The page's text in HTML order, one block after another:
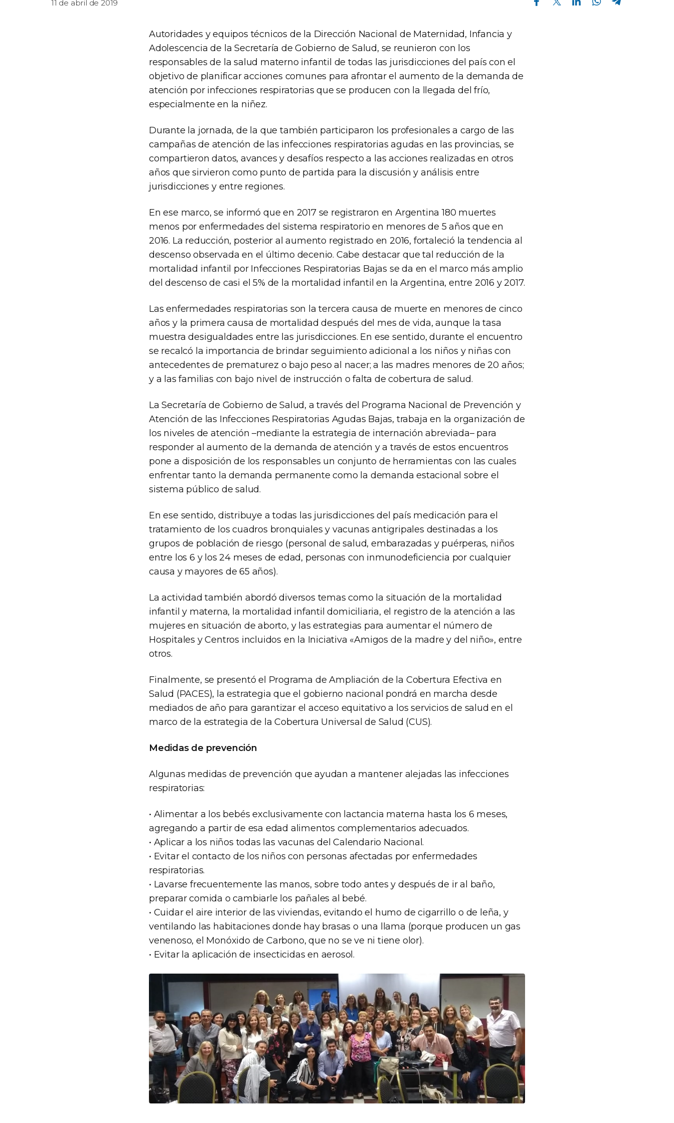
11 de abril de 2019
Autoridades y equipos técnicos de la Dirección Nacional de Maternidad, Infancia y
Adolescencia de la Secretaría de Gobierno de Salud, se reunieron con los
responsables de la salud materno infantil de todas las jurisdicciones del país con el
objetivo de planificar acciones comunes para afrontar el aumento de la demanda de
atención por infecciones respiratorias que se producen con la llegada del frío,
especialmente en la niñez.
Durante la jornada, de la que también participaron los profesionales a cargo de las
campañas de atención de las infecciones respiratorias agudas en las provincias, se
compartieron datos, avances y desafíos respecto a las acciones realizadas en otros
años que sirvieron como punto de partida para la discusión y análisis entre
jurisdicciones y entre regiones.
En ese marco, se informó que en 2017 se registraron en Argentina 180 muertes
menos por enfermedades del sistema respiratorio en menores de 5 años que en
2016. La reducción, posterior al aumento registrado en 2016, fortaleció la tendencia al
descenso observada en el último decenio. Cabe destacar que tal reducción de la
mortalidad infantil por Infecciones Respiratorias Bajas se da en el marco más amplio
del descenso de casi el 5% de la mortalidad infantil en la Argentina, entre 2016 y 2017.
Las enfermedades respiratorias son la tercera causa de muerte en menores de cinco
años y la primera causa de mortalidad después del mes de vida, aunque la tasa
muestra desigualdades entre las jurisdicciones. En ese sentido, durante el encuentro
se recalcó la importancia de brindar seguimiento adicional a los niños y niñas con
antecedentes de prematurez o bajo peso al nacer; a las madres menores de 20 años;
y a las familias con bajo nivel de instrucción o falta de cobertura de salud.
La Secretaría de Gobierno de Salud, a través del Programa Nacional de Prevención y
Atención de las Infecciones Respiratorias Agudas Bajas, trabaja en la organización de
los niveles de atención –mediante la estrategia de internación abreviada– para
responder al aumento de la demanda de atención y a través de estos encuentros
pone a disposición de los responsables un conjunto de herramientas con las cuales
enfrentar tanto la demanda permanente como la demanda estacional sobre el
sistema público de salud.
En ese sentido, distribuye a todas las jurisdicciones del país medicación para el
tratamiento de los cuadros bronquiales y vacunas antigripales destinadas a los
grupos de población de riesgo (personal de salud, embarazadas y puérperas, niños
entre los 6 y los 24 meses de edad, personas con inmunodeficiencia por cualquier
causa y mayores de 65 años).
La actividad también abordó diversos temas como la situación de la mortalidad
infantil y materna, la mortalidad infantil domiciliaria, el registro de la atención a las
mujeres en situación de aborto, y las estrategias para aumentar el número de
Hospitales y Centros incluidos en la Iniciativa «Amigos de la madre y del niño», entre
otros.
Finalmente, se presentó el Programa de Ampliación de la Cobertura Efectiva en
Salud (PACES), la estrategia que el gobierno nacional pondrá en marcha desde
mediados de año para garantizar el acceso equitativo a los servicios de salud en el
marco de la estrategia de la Cobertura Universal de Salud (CUS).
Medidas de prevención
Algunas medidas de prevención que ayudan a mantener alejadas las infecciones
respiratorias:
• Alimentar a los bebés exclusivamente con lactancia materna hasta los 6 meses,
agregando a partir de esa edad alimentos complementarios adecuados.
• Aplicar a los niños todas las vacunas del Calendario Nacional.
• Evitar el contacto de los niños con personas afectadas por enfermedades
respiratorias.
• Lavarse frecuentemente las manos, sobre todo antes y después de ir al baño,
preparar comida o cambiarle los pañales al bebé.
• Cuidar el aire interior de las viviendas, evitando el humo de cigarrillo o de leña, y
ventilando las habitaciones donde hay brasas o una llama (porque producen un gas
venenoso, el Monóxido de Carbono, que no se ve ni tiene olor).
• Evitar la aplicación de insecticidas en aerosol.